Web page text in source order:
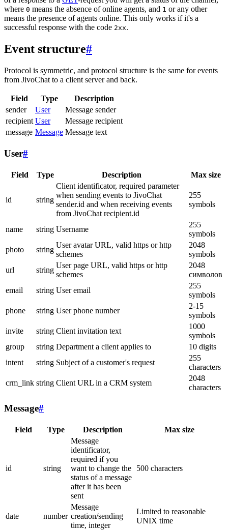
where 0 means the absence of online agents, and 1 or any other
means the presence of agents online. This only works if it's a
successful response with the code 2xx.
Event structure#
Protocol is symmetric, and protocol structure is the same for events
from JivoChat to a client server and back.
Field Type
Description
sender
User
Message sender
recipient User
Message recipient
message Message Message text
User#
Field Type Description Max size
id string
Client identificator, required parameter
when sending events to JivoChat
sender.id and when receiving events
from JivoChat recipient.id
255
symbols
name string Username
255
symbols
photo
string
User avatar URL, valid https or http
schemes
2048
symbols
url
string
User page URL, valid https or http
schemes
2048
символов
email
string User email
255
symbols
phone
string User phone number
2-15
symbols
invite
string Client invitation text
1000
symbols
group
string Department a client applies to
10 digits
intent
string Subject of a customer's request
255
characters
crm_link string Client URL in a CRM system
2048
characters
Message#
Field Type Description Max size
id string
Message
identificator,
required if you
want to change the
status of a message
after it has been
sent
500 characters
date number
Message
creation/sending
time, integer
Limited to reasonable
UNIX time